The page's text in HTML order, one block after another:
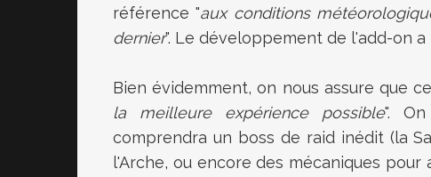
référence "aux conditions
dernier". Le développement de l'add-on
Bien évidemment, on nous assure que
la meilleure expérience possible".
comprendra un boss de raid inédit (la
l'Arche, ou encore des mécaniques